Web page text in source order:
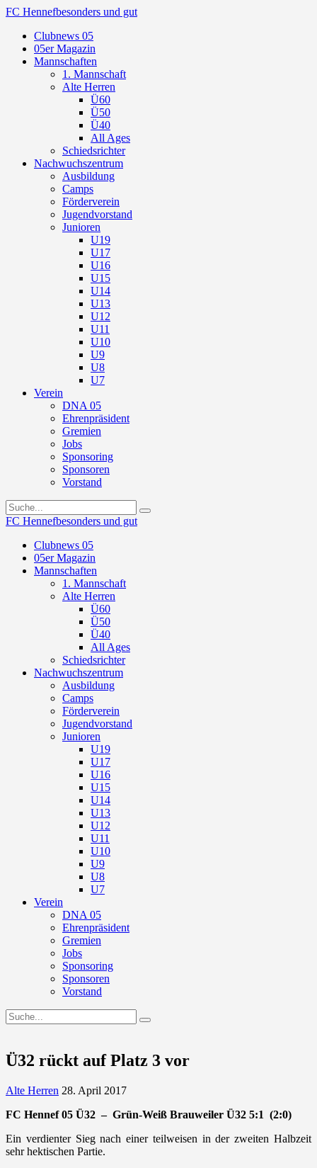
FC Hennefbesonders und gut
Clubnews 05
05er Magazin
Mannschaften
1. Mannschaft
Alte Herren
Ü60
Ü50
Ü40
All Ages
Schiedsrichter
Nachwuchszentrum
Ausbildung
Camps
Förderverein
Jugendvorstand
Junioren
U19
U17
U16
U15
U14
U13
U12
U11
U10
U9
U8
U7
Verein
DNA 05
Ehrenpräsident
Gremien
Jobs
Sponsoring
Sponsoren
Vorstand
FC Hennefbesonders und gut
Clubnews 05
05er Magazin
Mannschaften
1. Mannschaft
Alte Herren
Ü60
Ü50
Ü40
All Ages
Schiedsrichter
Nachwuchszentrum
Ausbildung
Camps
Förderverein
Jugendvorstand
Junioren
U19
U17
U16
U15
U14
U13
U12
U11
U10
U9
U8
U7
Verein
DNA 05
Ehrenpräsident
Gremien
Jobs
Sponsoring
Sponsoren
Vorstand
Ü32 rückt auf Platz 3 vor
Alte Herren 28. April 2017
FC Hennef 05 Ü32 – Grün-Weiß Brauweiler Ü32 5:1 (2:0)
Ein verdienter Sieg nach einer teilweisen in der zweiten Halbzeit
sehr hektischen Partie.